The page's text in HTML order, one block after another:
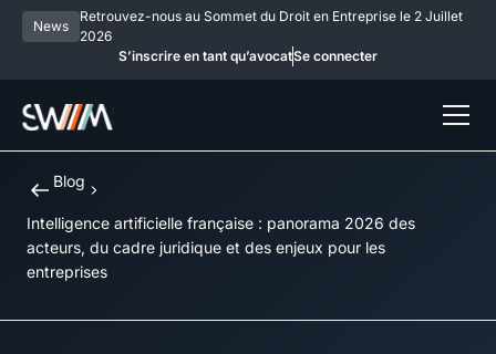
News
Retrouvez-nous au Sommet du Droit en Entreprise le 2 Juillet
2026
S’inscrire en tant qu’avocatSe connecter
Blog
Intelligence artificielle française : panorama 2026 des
acteurs, du cadre juridique et des enjeux pour les
entreprises